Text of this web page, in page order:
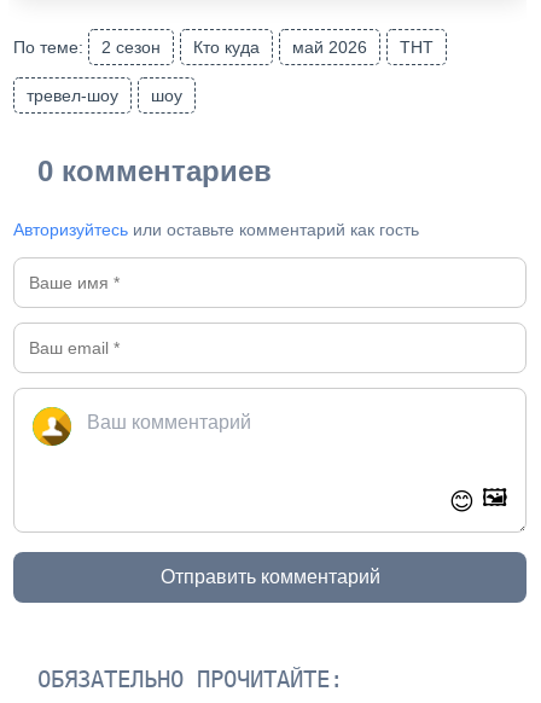
По теме: 2 сезон Кто куда май 2026 ТНТ
тревел-шоу шоу
0 комментариев
Авторизуйтесь или оставьте комментарий как гость
😊 🖼️
Отправить комментарий
ОБЯЗАТЕЛЬНО ПРОЧИТАЙТЕ: